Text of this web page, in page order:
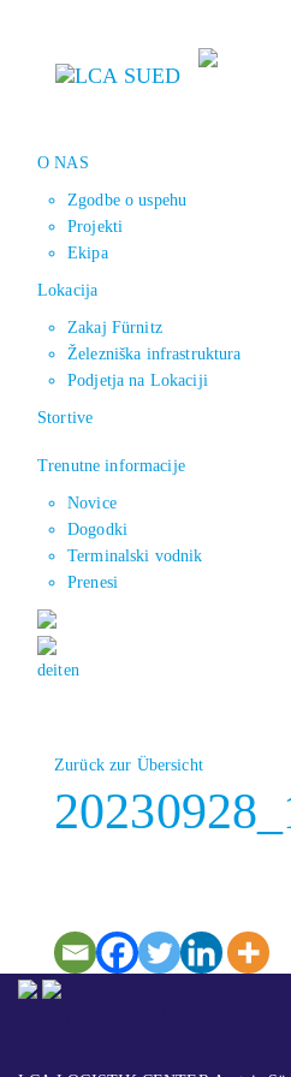
O NAS
Zgodbe o uspehu
Projekti
Ekipa
Lokacija
Zakaj Fürnitz
Železniška infrastruktura
Podjetja na Lokaciji
Stortive
Trenutne informacije
Novice
Dogodki
Terminalski vodnik
Prenesi
deiten
Zurück zur Übersicht